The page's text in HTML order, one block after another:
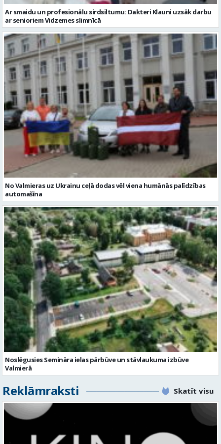
No Valmieras uz Ukrainu ceļā dodas vēl viena humānās palīdzības
automašīna
Noslēgusies Semināra ielas pārbūve un stāvlaukuma izbūve
Valmierā
Reklāmraksti Skatīt visu